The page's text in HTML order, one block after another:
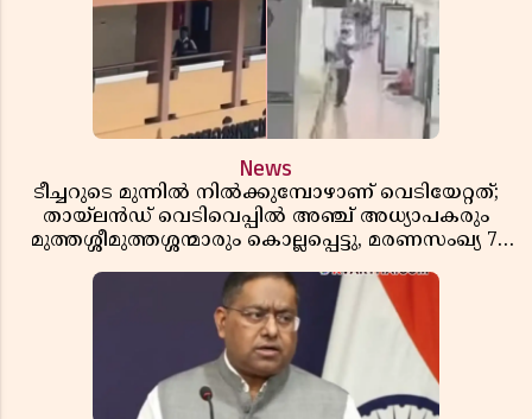
News
ടീച്ചറുടെ മുന്നിൽ നിൽക്കുമ്പോഴാണ് വെടിയേറ്റത്;
തായ്‌ലൻഡ് വെടിവെപ്പിൽ അഞ്ച് അധ്യാപകരും
മുത്തശ്ശീമുത്തശ്ശന്മാരും കൊല്ലപ്പെട്ടു, മരണസംഖ്യ 7;